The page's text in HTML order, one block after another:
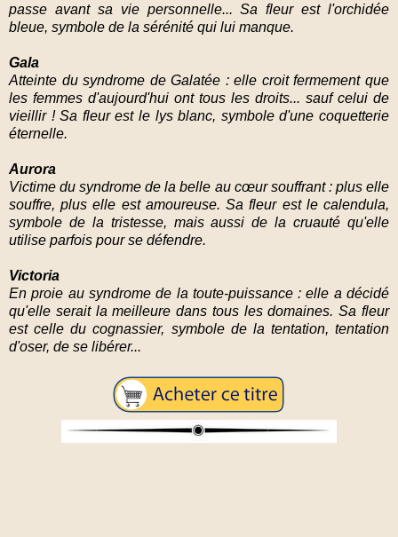
passe avant sa vie personnelle... Sa fleur est l'orchidée
bleue, symbole de la sérénité qui lui manque.
Gala
Atteinte du syndrome de Galatée : elle croit fermement que
les femmes d'aujourd'hui ont tous les droits... sauf celui de
vieillir ! Sa fleur est le lys blanc, symbole d'une coquetterie
éternelle.
Aurora
Victime du syndrome de la belle au cœur souffrant : plus elle
souffre, plus elle est amoureuse. Sa fleur est le calendula,
symbole de la tristesse, mais aussi de la cruauté qu'elle
utilise parfois pour se défendre.
Victoria
En proie au syndrome de la toute-puissance : elle a décidé
qu'elle serait la meilleure dans tous les domaines. Sa fleur
est celle du cognassier, symbole de la tentation, tentation
d'oser, de se libérer...